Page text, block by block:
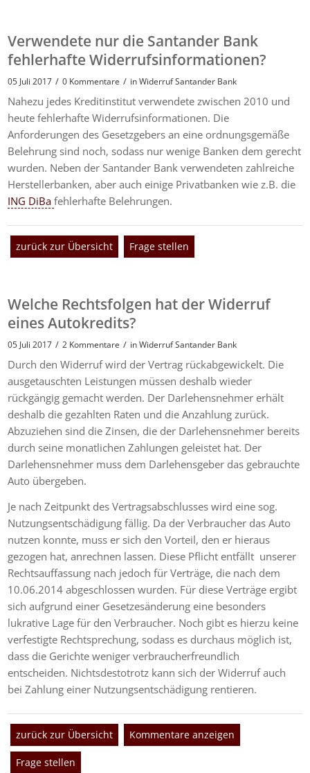
Verwendete nur die Santander Bank
fehlerhafte Widerrufsinformationen?
05 Juli 2017 / 0 Kommentare / inWiderruf Santander Bank
Nahezu jedes Kreditinstitut verwendete zwischen 2010 und
heute fehlerhafte Widerrufsinformationen. Die
Anforderungen des Gesetzgebers an eine ordnungsgemäße
Belehrung sind noch, sodass nur wenige Banken dem gerecht
wurden. Neben der Santander Bank verwendeten zahlreiche
Herstellerbanken, aber auch einige Privatbanken wie z.B. die
ING DiBafehlerhafte Belehrungen.
zurück zur Übersicht Frage stellen
Welche Rechtsfolgen hat der Widerruf
eines Autokredits?
05 Juli 2017 / 2 Kommentare / inWiderruf Santander Bank
Durch den Widerruf wird der Vertrag rückabgewickelt. Die
ausgetauschten Leistungen müssen deshalb wieder
rückgängig gemacht werden. Der Darlehensnehmer erhält
deshalb die gezahlten Raten und die Anzahlung zurück.
Abzuziehen sind die Zinsen, die der Darlehensnehmer bereits
durch seine monatlichen Zahlungen geleistet hat. Der
Darlehensnehmer muss dem Darlehensgeber das gebrauchte
Auto übergeben.
Je nach Zeitpunkt des Vertragsabschlusses wird eine sog.
Nutzungsentschädigung fällig. Da der Verbraucher das Auto
nutzen konnte, muss er sich den Vorteil, den er hieraus
gezogen hat, anrechnen lassen. Diese Pflicht entfällt unserer
Rechtsauffassung nach jedoch für Verträge, die nach dem
10.06.2014 abgeschlossen wurden. Für diese Verträge ergibt
sich aufgrund einer Gesetzesänderung eine besonders
lukrative Lage für den Verbraucher. Noch gibt es hierzu keine
verfestigte Rechtsprechung, sodass es durchaus möglich ist,
dass die Gerichte weniger verbraucherfreundlich
entscheiden. Nichtsdestotrotz kann sich der Widerruf auch
bei Zahlung einer Nutzungsentschädigung rentieren.
zurück zur Übersicht Kommentare anzeigen
Frage stellen